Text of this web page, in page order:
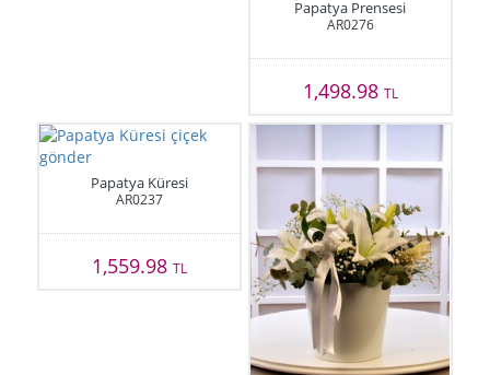
Papatya Prensesi
AR0276
1,498.98 TL
Papatya Küresi
AR0237
1,559.98TL